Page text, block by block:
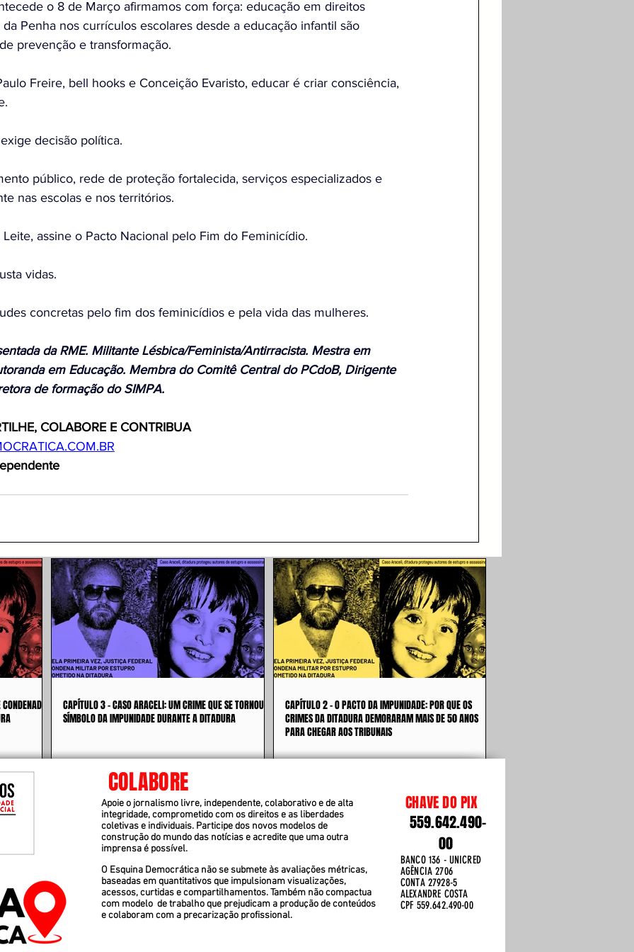
o 8 de Março afirmamos com força: educação em direitos
Penha nos currículos escolares desde a educação infantil são
prevenção e transformação.
Freire, bell hooks e Conceição Evaristo, educar é criar consciência,
decisão política.
público, rede de proteção fortalecida, serviços especializados e
nas escolas e nos territórios.
assine o Pacto Nacional pelo Fim do Feminicídio.
vidas.
concretas pelo fim dos feminicídios e pela vida das mulheres.
da RME. Militante Lésbica/Feminista/Antirracista. Mestra em
em Educação. Membra do Comitê Central do PCdoB, Dirigente
de formação do SIMPA.
COLABORE E CONTRIBUA
CAPÍTULO 3 - CASO ARACELI: UM CRIME QUE SE TORNOU
SÍMBOLO DA IMPUNIDADE DURANTE A DITADURA
CAPÍTULO 2 - O PACTO DA IMPUNIDADE: POR QUE OS
CRIMES DA DITADURA DEMORARAM MAIS DE 50 ANOS
PARA CHEGAR AOS TRIBUNAIS
COLABORE
Apoie o jornalismo livre, independente, colaborativo e de alta
integridade, comprometido com os direitos e as liberdades
coletivas e individuais. Participe dos novos modelos de
construção do mundo das notícias e acredite que uma outra
imprensa é possível.
O Esquina Democrática não se submete às avaliações métricas,
baseadas em quantitativos que impulsionam visualizações,
acessos, curtidas e compartilhamentos. Também não compactua
com modelo de trabalho que prejudicam a produção de conteúdos
e colaboram com a precarização profissional.
CHAVE DO PIX
559.642.490-
00
BANCO 136 - UNICRED
AGÊNCIA 2706
CONTA 27928-5
ALEXANDRE COSTA
CPF 559.642.490-00